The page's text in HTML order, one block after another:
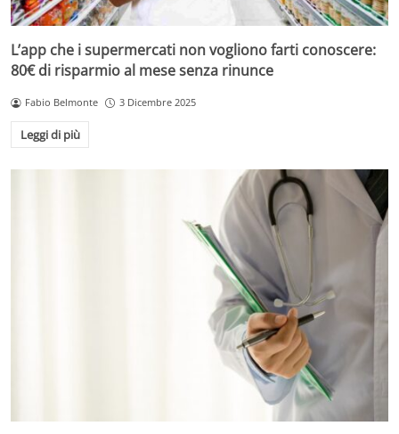
L’app che i supermercati non vogliono farti conoscere:
80€ di risparmio al mese senza rinunce
Fabio Belmonte 3 Dicembre 2025
Leggi di più